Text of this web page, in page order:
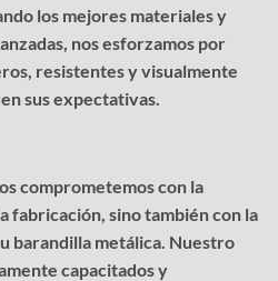
los mejores materiales y
nos esforzamos por
resistentes y visualmente
sus expectativas.
comprometemos con la
fabricación, sino también con la
barandilla metálica. Nuestro
capacitados y